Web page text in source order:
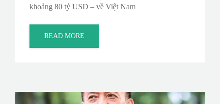
khoảng 80 tỷ USD – về Việt Nam
READ MORE